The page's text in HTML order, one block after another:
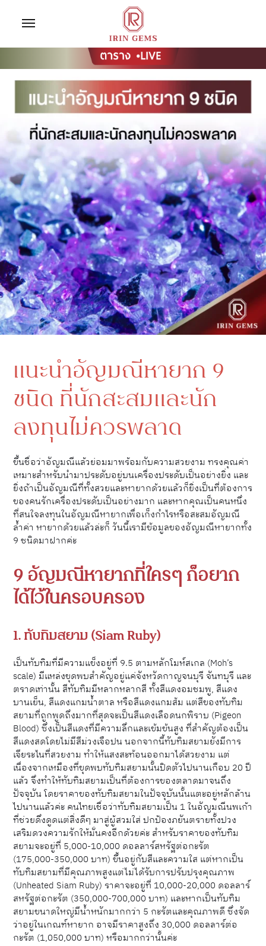
แนะนำอัญมณีหายาก 9
ชนิด ที่นักสะสมและนัก
ลงทุนไม่ควรพลาด
ขึ้นชื่อว่าอัญมณีแล้วย่อมมาพร้อมกับความสวยงาม ทรงคุณค่า
เหมาะสำหรับนำมาประดับอยู่บนเครื่องประดับเป็นอย่างยิ่ง และ
ยิ่งถ้าเป็นอัญมณีที่ทั้งสวยและหายากด้วยแล้วก็ยิ่งเป็นที่ต้องการ
ของคนรักเครื่องประดับเป็นอย่างมาก และหากคุณเป็นคนหนึ่ง
ที่สนใจลงทุนในอัญมณีหายากเพื่อเก็งกำไรหรือสะสมอัญมณี
ล้ำค่า หายากด้วยแล้วล่ะก็ วันนี้เรามีข้อมูลของอัญมณีหายากทั้ง
9 ชนิดมาฝากค่ะ
9 อัญมณีหายากที่ใครๆ ก็อยาก
ได้ไว้ในครอบครอง
1. ทับทิมสยาม (Siam Ruby)
เป็นทับทิมที่มีความแข็งอยู่ที่ 9.5 ตามหลักโมห์สเกล (Moh’s
scale) มีแหล่งขุดพบสำคัญอยู่แค่จังหวัดกาญจนบุรี จันทบุรี และ
ตราดเท่านั้น สีทับทิมมีหลากหลากสี ทั้งสีแดงอมชมพู, สีแดง
บานเย็น, สีแดงแกมน้ำตาล หรือสีแดงแกมส้ม แต่สีของทับทิม
สยามที่ถูกพูดถึงมากที่สุดจะเป็นสีแดงเลือดนกพิราบ (Pigeon
Blood) ซึ่งเป็นสีแดงที่มีความลึกและเข้มข้นสูง ที่สำคัญต้องเป็น
สีแดงสดโดยไม่มีสีม่วงเจือปน นอกจากนี้ทับทิมสยามยังมีการ
เจียระไนที่สวยงาม ทำให้แสงสะท้อนออกมาได้สวยงาม แต่
เนื่องจากเหมืองที่ขุดพบทับทิมสยามนั้นปิดตัวไปนานเกือบ 20 ปี
แล้ว จึงทำให้ทับทิมสยามเป็นที่ต้องการของตลาดมาจนถึง
ปัจจุบัน โดยราคาของทับทิมสยามในปัจจุบันนั้นแตะอยู่หลักล้าน
ไปนานแล้วค่ะ คนไทยเชื่อว่าทับทิมสยามเป็น 1 ในอัญมณีนพเก้า
ที่ช่วยดึงดูดแต่สิ่งดีๆ มาสู่ผู้สวมใส่ ปกป้องภยันตรายทั้งปวง
เสริมดวงความรักให้มั่นคงอีกด้วยค่ะ สำหรับราคาของทับทิม
สยามจะอยู่ที่ 5,000-10,000 ดอลลาร์สหรัฐต่อกะรัต
(175,000-350,000 บาท) ขึ้นอยู่กับสีและความใส​ แต่หากเป็น
ทับทิมสยามที่มีคุณภาพสูงแต่ไม่ได้รับการปรับปรุงคุณภาพ
(Unheated Siam Ruby) ราคาจะอยู่ที่ 10,000-20,000 ดอลลาร์
สหรัฐต่อกะรัต (350,000-700,000 บาท) และหากเป็นทับทิม
สยามขนาดใหญ่มีน้ำหนักมากกว่า 5 กะรัตและคุณภาพดี ซึ่งจัด
ว่าอยู่ในเกณฑ์หายาก อาจมีราคาสูงถึง 30,000 ดอลลาร์ต่อ
กะรัต (1,050,000 บาท) หรือมากกว่านั้นค่ะ